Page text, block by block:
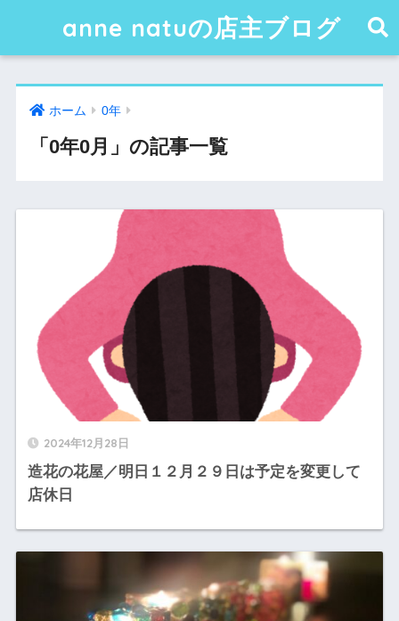
anne natuの店主ブログ
ホーム 0年
「0年0月」の記事一覧
2024年12月28日
造花の花屋／明日１２月２９日は予定を変更して
店休日